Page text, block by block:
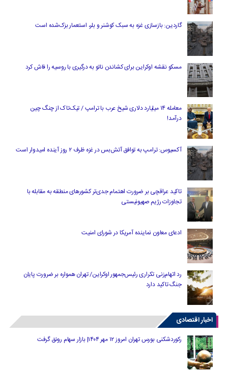
گاردین: بازسازی غزه به سبک کوشنر و بلر، استعمار بزک‌شده است
مسکو نقشه اوکراین برای کشاندن ناتو به درگیری با روسیه را فاش کرد
معامله ۱۴ میلیارد دلاری شیخ عرب با ترامپ / تیک‌تاک از چنگ چین
درآمد!
آکسیوس: ترامپ به توافق آتش‌بس در غزه ظرف ۲ روز آینده امیدوار است
تاکید عراقچی بر ضرورت اهتمام جدی‌تر کشورهای منطقه به مقابله با
تجاوزات رژیم صهیونیستی
ادعای معاون نماینده آمریکا در شورای امنیت
رد اتهام‌زنی تکراری رئیس‌جمهور اوکراین/ تهران همواره بر ضرورت پایان
جنگ تاکید دارد
اخبار اقتصادی
رکوردشکنی بورس تهران امروز ۱۲ مهر ۱۴۰۴| بازار سهام رونق گرفت